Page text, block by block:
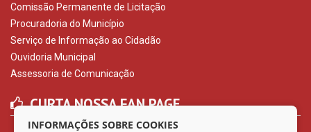
Comissão Permanente de Licitação
Procuradoria do Município
Serviço de Informação ao Cidadão
Ouvidoria Municipal
Assessoria de Comunicação
CURTA NOSSA FAN PAGE
INFORMAÇÕES SOBRE COOKIES